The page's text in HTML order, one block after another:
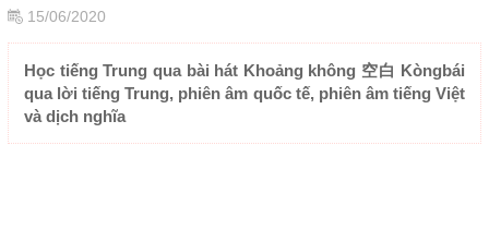
15/06/2020
Học tiếng Trung qua bài hát Khoảng không 空白 Kòngbái
qua lời tiếng Trung, phiên âm quốc tế, phiên âm tiếng Việt
và dịch nghĩa